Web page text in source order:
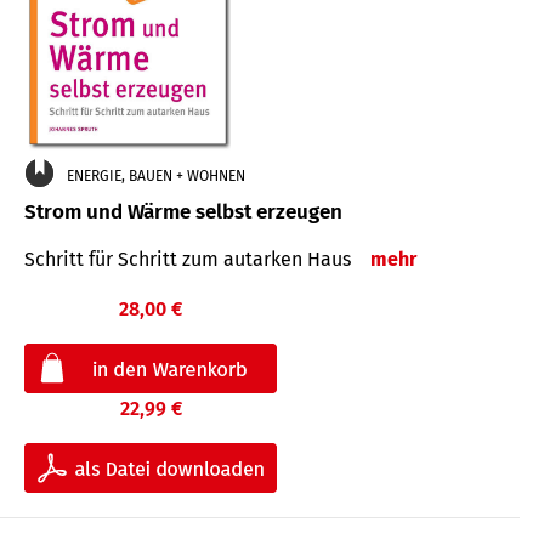
ENERGIE, BAUEN + WOHNEN
Strom und Wärme selbst erzeugen
Schritt für Schritt zum autarken Haus mehr
28,00 €
22,99 €